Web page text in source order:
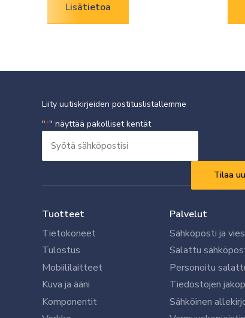
Lisätietoa
Liity uutiskirjeiden postituslistallemme
"*" näyttää pakolliset kentät
sähköpostisi
Tuotteet
Tietokoneet
Tulostus
Mobiililaitteet
Kuva ja ääni
Komponentit
Palvelut
Sähköposti ja
Salattu
Personoitu
Tiedostojen
Sähköinen